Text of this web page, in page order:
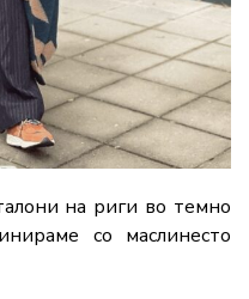
на риги во темно
со маслинесто